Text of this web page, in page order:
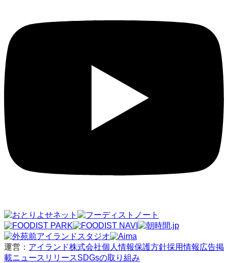
運営： アイランド株式会社個人情報保護方針採用情報 広告掲
載ニュースリリースSDGsの取り組み